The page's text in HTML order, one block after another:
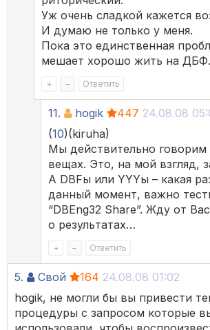
Уж очень сладкой кажется
И думаю не только у меня.
Пока это единственная
мешает хорошо жить на ДБФ.
+ – Ответить
11. hogik 447 24.08.08
(10)(kiruha)
Мы действительно говорим
вещах. Это, на мой взгляд,
А DBFы или YYYы – какая
данный момент, важно
“DBEng32 Share”. Жду от
о результатах…
+ – Ответить
5. Свой 164 24.08.08 01:02
hogik, не могли бы вы привести
процедуры с запросом которые